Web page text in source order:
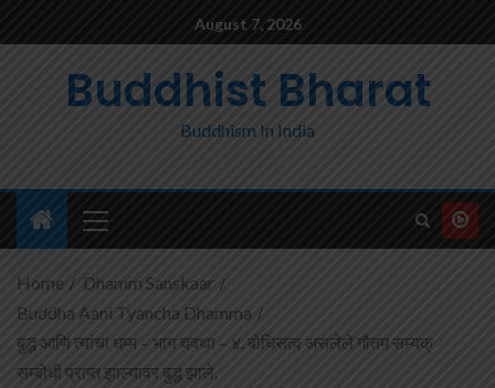
August 7, 2026
Buddhist Bharat
Buddhism In India
Home
Dhamm Sanskaar
Buddha Aani Tyancha Dhamma
बुद्ध आणि त्यांचा धम्म – भाग चवथा – ४. बोधिसत्व असलेले गौतम सम्यक्
सम्बोधी प्राप्त झाल्यावर बुद्ध झाले.